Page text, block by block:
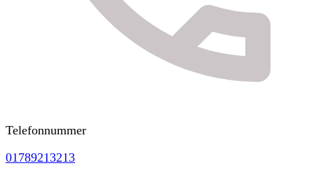
Telefonnummer
01789213213